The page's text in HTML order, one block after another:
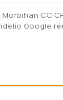
Google